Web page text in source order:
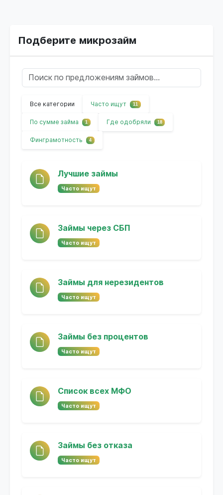
Подберите микрозайм
Все категории Часто ищут 11
По сумме займа 1 Где одобряли 18
Финграмотность 4
Лучшие займы
Часто ищут
Займы через СБП
Часто ищут
Займы для нерезидентов
Часто ищут
Займы без процентов
Часто ищут
Список всех МФО
Часто ищут
Займы без отказа
Часто ищут